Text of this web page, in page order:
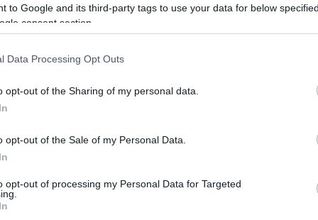
to Google and its third-party tags to use your data for below
consent section.
Data Processing Opt Outs
opt-out of the Sharing of my personal data.
opt-out of the Sale of my Personal Data.
opt-out of processing my Personal Data for Targeted
Εμπορικό και Βιομηχανικό Επιμελητήριο, η BASF ΕΛΛΑΣ
Οικονομικών και Εμπορικών Υποθέσεων (ΟΕΥ) της Ελληνικής
στα Specialist Awards 2023
1:17 ΜΜ - ΕΝΗΜΕΡΏΘΗΚΕ ΣΤΙΣ 14 ΑΠΡΙΛΊΟΥ 2026, 7:21 ΜΜ
συγχαίρει την εταιρία – μέλος «Όσπρια – Κούλης»
της 3ης θέσης του χάλκινου βραβείου. ...